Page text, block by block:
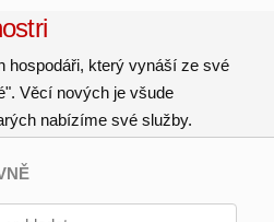
hospodáři, který vynáší ze své
Věcí nových je všude
nabízíme své služby.